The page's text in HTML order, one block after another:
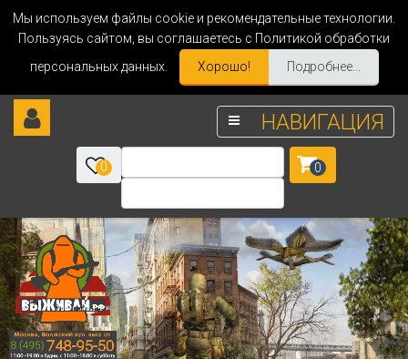
Мы используем файлы cookie и рекомендательные технологии.
Пользуясь сайтом, вы соглашаетесь с Политикой обработки
персональных данных.
Хорошо! Подробнее...
НАВИГАЦИЯ
0 0